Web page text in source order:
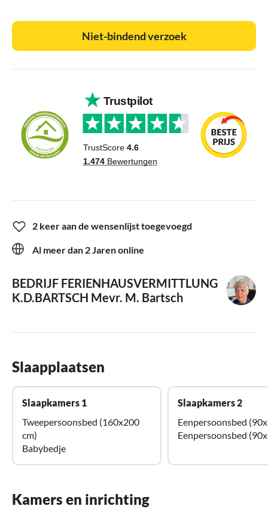
Niet-bindend verzoek
2 keer aan de wensenlijst toegevoegd
Al meer dan 2 Jaren online
BEDRIJF FERIENHAUSVERMITTLUNG
K.D.BARTSCH Mevr. M. Bartsch
Slaapplaatsen
Slaapkamers 1
Tweepersoonsbed (160x200
cm)
Babybedje
Slaapkamers 2
Eenpersoonsbed
Eenpersoonsbed
Kamers en inrichting